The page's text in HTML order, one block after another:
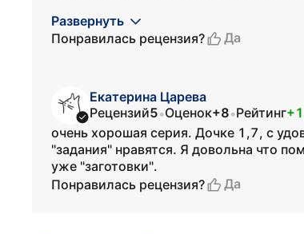
Развернуть
Понравилась рецензия?
Да
Екатерина Царева
Рецензий5•Оценок+8•Рейтинг+1
очень хорошая серия. Дочке 1,7, с
"задания" нравятся. Я довольна что
уже "заготовки".
Понравилась рецензия?
Да